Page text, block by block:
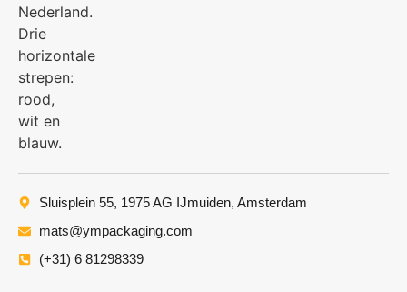
Sluisplein 55, 1975 AG IJmuiden, Amsterdam
mats@ympackaging.com
(+31) 6 81298339